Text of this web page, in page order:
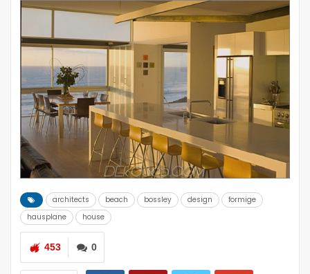
architects beach bossley design
formige
hausplane
house
0
453